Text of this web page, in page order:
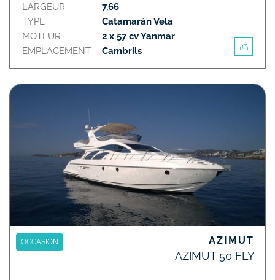
LARGEUR
TYPE
MOTEUR
EMPLACEMENT
7,66
Catamarán Vela
2 x 57 cv Yanmar
Cambrils
OCCASION AZIMUT
AZIMUT 50 FLY